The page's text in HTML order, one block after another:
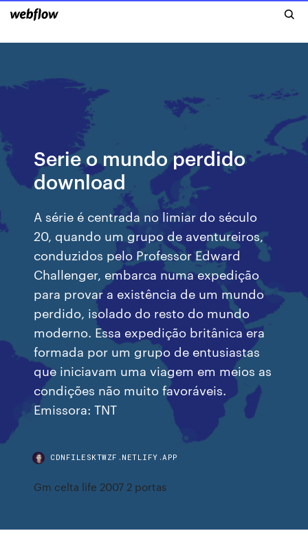
Serie o mundo perdido
download
A série é centrada no limiar do século
20, quando um grupo de aventureiros,
conduzidos pelo Professor Edward
Challenger, embarca numa expedição
para provar a existência de um mundo
perdido, isolado do resto do mundo
moderno. Essa expedição britânica era
formada por um grupo de entusiastas
que iniciavam uma viagem em meios as
condições não muito favoráveis.
Emissora: TNT
CDNFILESKTWZF.NETLIFY.APP
Gm celta life 2007 2 portas